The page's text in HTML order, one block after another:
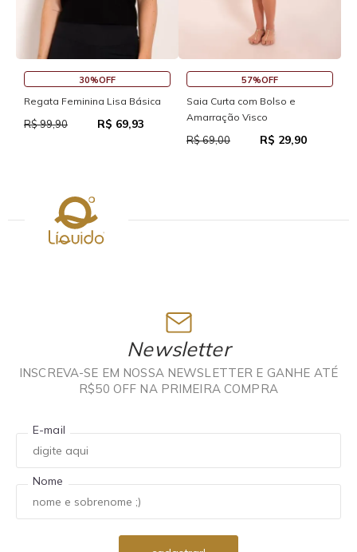
30%OFF
Regata Feminina Lisa Básica
R$ 99,90 R$ 69,93
57%OFF
Saia Curta com Bolso e
Amarração Visco
R$ 69,00 R$ 29,90
Newsletter
INSCREVA-SE EM NOSSA NEWSLETTER E GANHE ATÉ
R$50 OFF NA PRIMEIRA COMPRA
E-mail
Nome